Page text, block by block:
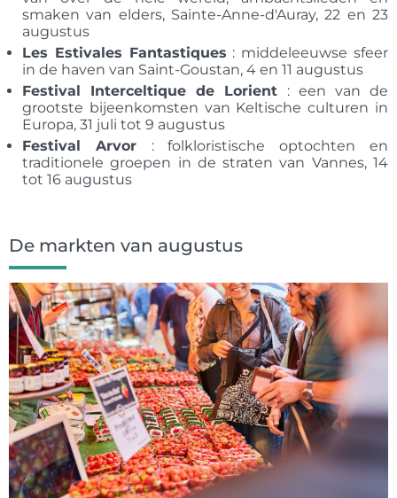
smaken van elders, Sainte-Anne-d'Auray, 22 en 23
augustus
Les Estivales Fantastiques : middeleeuwse sfeer
in de haven van Saint-Goustan, 4 en 11 augustus
Festival Interceltique de Lorient : een van de
grootste bijeenkomsten van Keltische culturen in
Europa, 31 juli tot 9 augustus
Festival Arvor : folkloristische optochten en
traditionele groepen in de straten van Vannes, 14
tot 16 augustus
De markten van augustus